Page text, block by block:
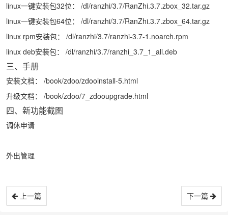
linux一键安装包32位： /dl/ranzhi/3.7/RanZhi.3.7.zbox_32.tar.gz
linux一键安装包64位： /dl/ranzhi/3.7/RanZhi.3.7.zbox_64.tar.gz
linux rpm安装包： /dl/ranzhi/3.7/ranzhi-3.7-1.noarch.rpm
linux deb安装包： /dl/ranzhi/3.7/ranzhi_3.7_1_all.deb
三、手册
安装文档： /book/zdoo/zdooinstall-5.html
升级文档： /book/zdoo/7_zdooupgrade.html
四、新功能截图
调休申请
外出管理
上一篇 下一篇